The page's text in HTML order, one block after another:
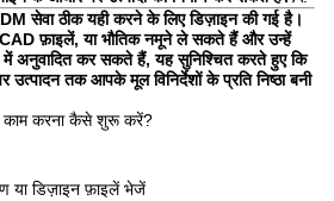
सेवा ठीक यही करने के लिए डिज़ाइन की गई है।
फ़ाइलें, या भौतिक नमूने ले सकते हैं और उन्हें
में अनुवादित कर सकते हैं, यह सुनिश्चित करते हुए कि
उत्पादन तक आपके मूल विनिर्देशों के प्रति निष्ठा बनी
काम करना कैसे शुरू करें?
या डिज़ाइन फ़ाइलें भेजें